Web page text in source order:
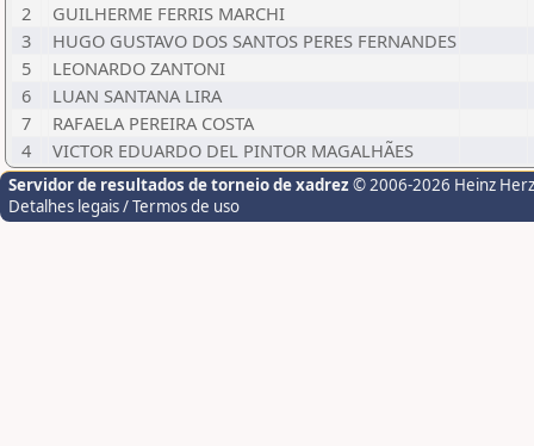
2
GUILHERME FERRIS MARCHI
3
HUGO GUSTAVO DOS SANTOS PERES FERNANDES
5
LEONARDO ZANTONI
6
LUAN SANTANA LIRA
7
RAFAELA PEREIRA COSTA
4
VICTOR EDUARDO DEL PINTOR MAGALHÃES
Servidor de resultados de torneio de xadrez © 2006-2026 Heinz
Detalhes legais / Termos de uso